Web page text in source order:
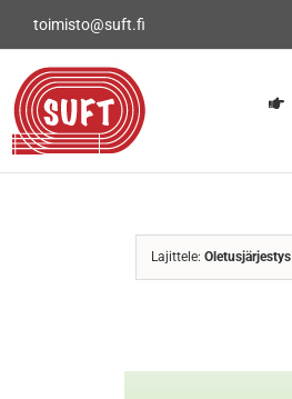
toimisto@suft.fi
Lajittele: Oletusjärjestys